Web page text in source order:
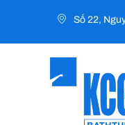
Số 22,